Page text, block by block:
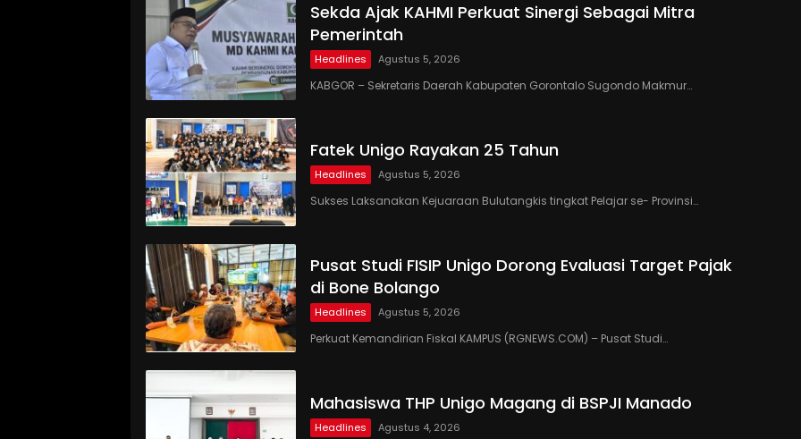
Sekda Ajak KAHMI Perkuat Sinergi Sebagai Mitra
Pemerintah
Headlines Agustus 5, 2026
KABGOR – Sekretaris Daerah Kabupaten Gorontalo Sugondo Makmur…
Fatek Unigo Rayakan 25 Tahun
Headlines Agustus 5, 2026
Sukses Laksanakan Kejuaraan Bulutangkis tingkat Pelajar se- Provinsi…
Pusat Studi FISIP Unigo Dorong Evaluasi Target Pajak
di Bone Bolango
Headlines Agustus 5, 2026
Perkuat Kemandirian Fiskal KAMPUS (RGNEWS.COM) – Pusat Studi…
Mahasiswa THP Unigo Magang di BSPJI Manado
Headlines Agustus 4, 2026